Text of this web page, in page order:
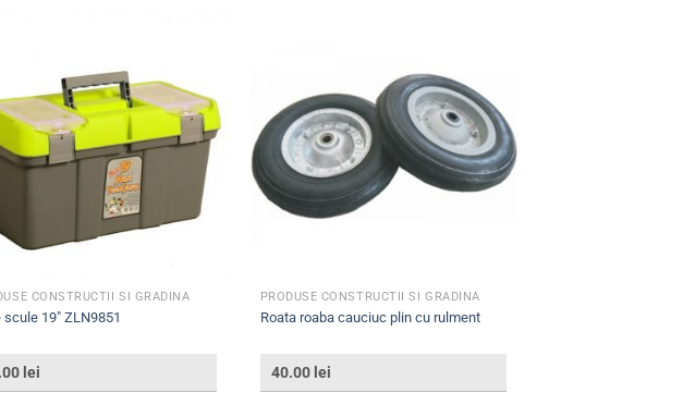
CONSTRUCTII SI GRADINA
scule 19″ ZLN9851
lei
PRODUSE CONSTRUCTII SI GRADINA
Roata roaba cauciuc plin cu rulment
40.00 lei